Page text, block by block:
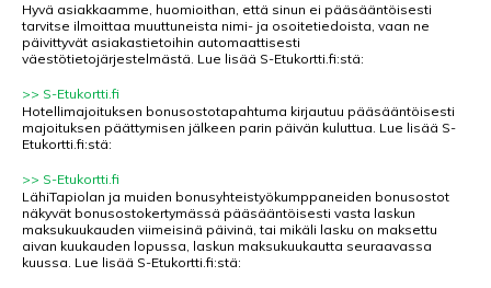
Hyvä asiakkaamme, huomioithan, että sinun ei pääsääntöisesti
tarvitse ilmoittaa muuttuneista nimi- ja osoitetiedoista, vaan ne
päivittyvät asiakastietoihin automaattisesti
väestötietojärjestelmästä. Lue lisää S-Etukortti.fi:stä:
>> S-Etukortti.fi
Hotellimajoituksen bonusostotapahtuma kirjautuu pääsääntöisesti
majoituksen päättymisen jälkeen parin päivän kuluttua. Lue lisää S-
Etukortti.fi:stä:
>> S-Etukortti.fi
LähiTapiolan ja muiden bonusyhteistyökumppaneiden bonusostot
näkyvät bonusostokertymässä pääsääntöisesti vasta laskun
maksukuukauden viimeisinä päivinä, tai mikäli lasku on maksettu
aivan kuukauden lopussa, laskun maksukuukautta seuraavassa
kuussa. Lue lisää S-Etukortti.fi:stä: